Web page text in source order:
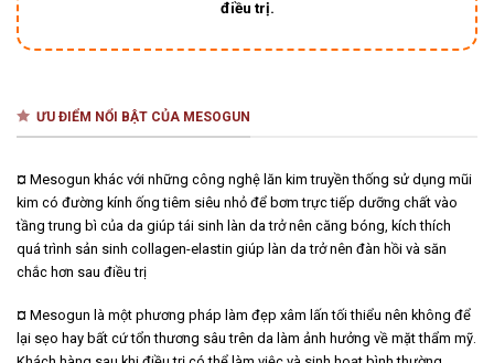
điều trị.
ƯU ĐIỂM NỔI BẬT CỦA MESOGUN
¤ Mesogun khác với những công nghệ lăn kim truyền thống sử dụng mũi
kim có đường kính ống tiêm siêu nhỏ để bơm trực tiếp dưỡng chất vào
tầng trung bì của da giúp tái sinh làn da trở nên căng bóng, kích thích
quá trình sản sinh collagen-elastin giúp làn da trở nên đàn hồi và săn
chắc hơn sau điều trị
¤ Mesogun là một phương pháp làm đẹp xâm lấn tối thiểu nên không để
lại sẹo hay bất cứ tổn thương sâu trên da làm ảnh hưởng về mặt thẩm mỹ.